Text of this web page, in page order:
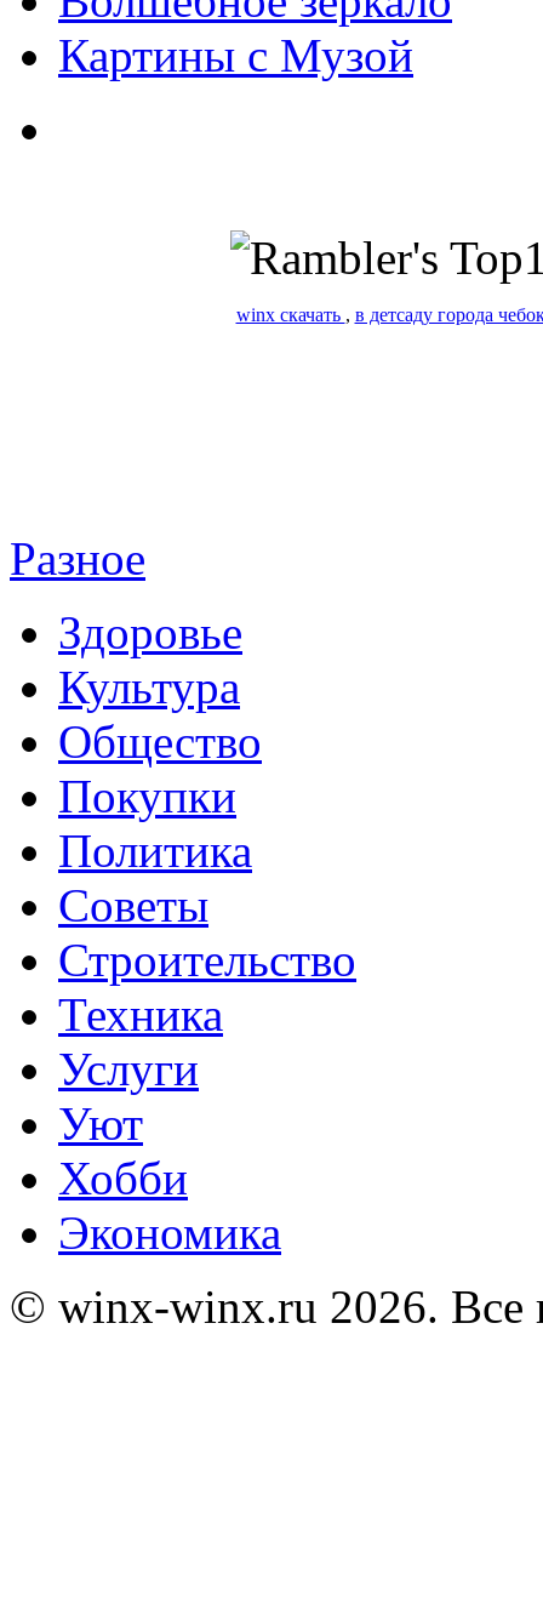
Картины с Музой
winx скачать , в детсаду города
Разное
Здоровье
Культура
Общество
Покупки
Политика
Советы
Строительство
Техника
Услуги
Уют
Хобби
Экономика
© winx-winx.ru 2026. Все